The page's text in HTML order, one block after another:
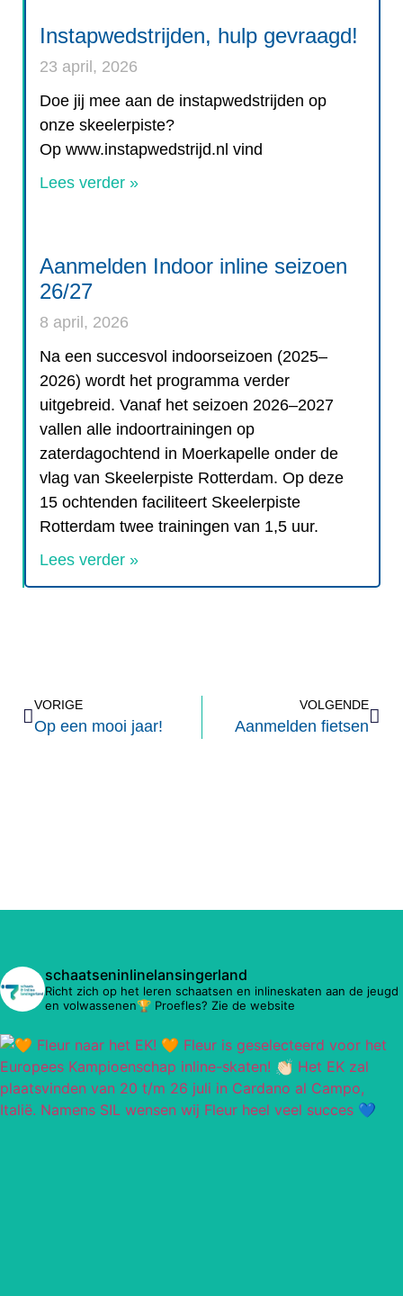
Instapwedstrijden, hulp gevraagd!
23 april, 2026
Doe jij mee aan de instapwedstrijden op
onze skeelerpiste?
Op www.instapwedstrijd.nl vind
Lees verder »
Aanmelden Indoor inline seizoen
26/27
8 april, 2026
Na een succesvol indoorseizoen (2025–
2026) wordt het programma verder
uitgebreid. Vanaf het seizoen 2026–2027
vallen alle indoortrainingen op
zaterdagochtend in Moerkapelle onder de
vlag van Skeelerpiste Rotterdam. Op deze
15 ochtenden faciliteert Skeelerpiste
Rotterdam twee trainingen van 1,5 uur.
Lees verder »
VORIGE
Op een mooi jaar!
VOLGENDE
Aanmelden fietsen
schaatseninlinelansingerland
Richt zich op het leren schaatsen en inlineskaten aan de jeugd
en volwassenen🏆 Proefles? Zie de website